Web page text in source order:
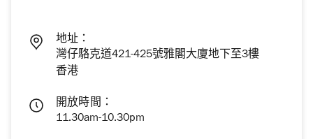
地址：
灣仔駱克道421-425號雅閣大廈地下至3樓
香港
開放時間：
11.30am-10.30pm